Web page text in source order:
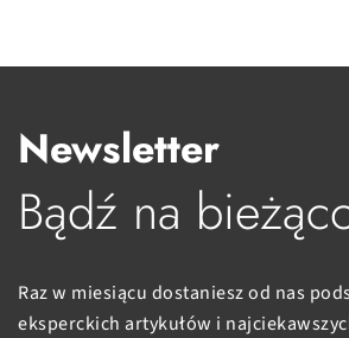
Newsletter
Bądź na
Raz w miesiącu dostaniesz od nas
eksperckich artykułów i